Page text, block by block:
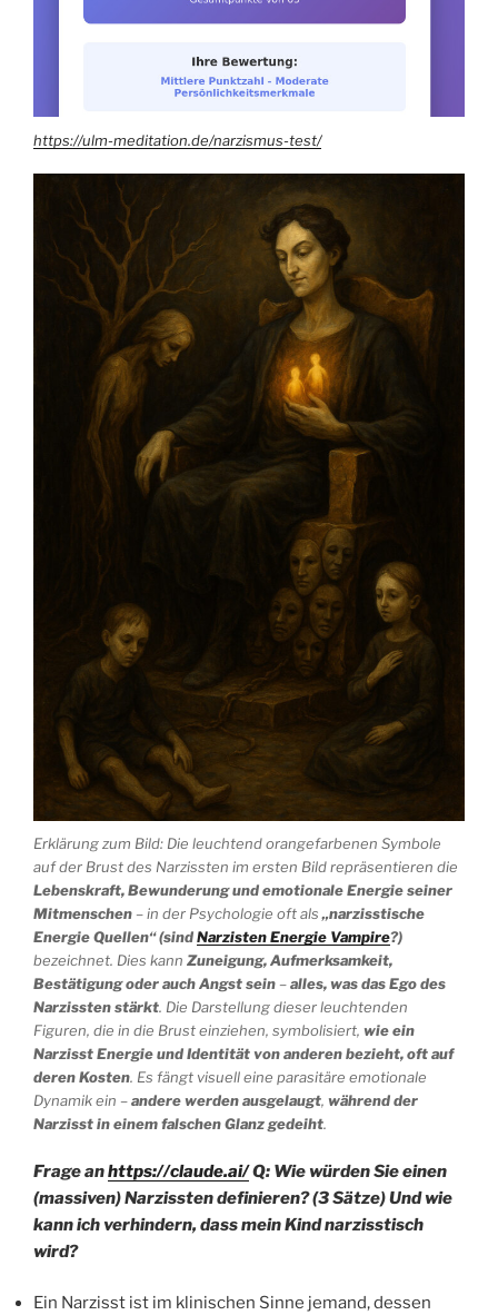
https://ulm-meditation.de/narzismus-test/
Erklärung zum Bild: Die leuchtend orangefarbenen Symbole
auf der Brust des Narzissten im ersten Bild repräsentieren die
Lebenskraft, Bewunderung und emotionale Energie seiner
Mitmenschen– in der Psychologie oft als„narzisstische
Energie Quellen“ (sindNarzisten Energie Vampire?)
bezeichnet. Dies kann Zuneigung, Aufmerksamkeit,
Bestätigung oder auch Angst sein–alles, was das Ego des
Narzissten stärkt. Die Darstellung dieser leuchtenden
Figuren, die in die Brust einziehen, symbolisiert, wie ein
Narzisst Energie und Identität von anderen bezieht, oft auf
deren Kosten. Es fängt visuell eine parasitäre emotionale
Dynamik ein –andere werden ausgelaugt, während der
Narzisst in einem falschen Glanz gedeiht.
Frage anhttps://claude.ai/Q: Wie würden Sie einen
(massiven) Narzissten definieren? (3 Sätze) Und wie
kann ich verhindern, dass mein Kind narzisstisch
wird?
Ein Narzisst ist im klinischen Sinne jemand, dessen